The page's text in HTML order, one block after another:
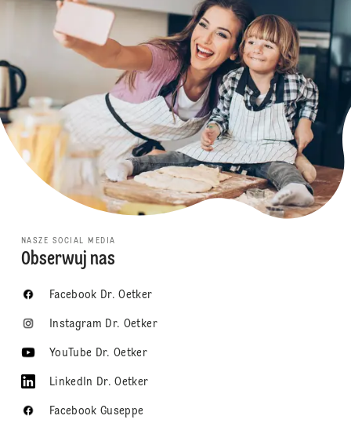
NASZE SOCIAL MEDIA
Obserwuj nas
Facebook Dr. Oetker
Instagram Dr. Oetker
YouTube Dr. Oetker
LinkedIn Dr. Oetker
Facebook Guseppe